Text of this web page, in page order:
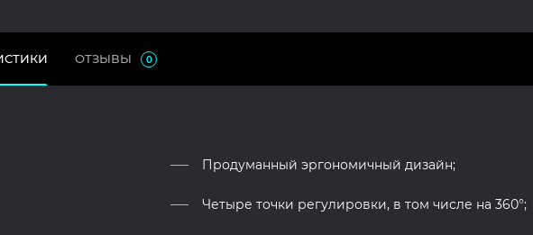
ОТЗЫВЫ 0
Продуманный эргономичный дизайн;
Четыре точки регулировки, в том числе на 360°;